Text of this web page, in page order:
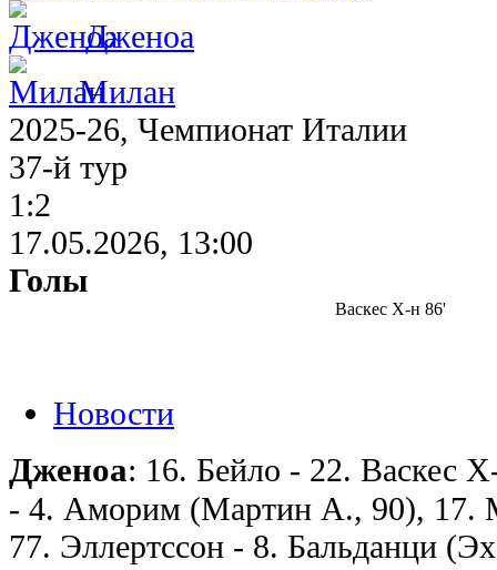
Дженоа
Милан
2025-26, Чемпионат Италии
37-й тур
1:2
17.05.2026, 13:00
Голы
Васкес Х-н 86'
Новости
Дженоа: 16. Бейло - 22. Васкес
- 4. Аморим (Мартин А., 90), 17.
77. Эллертссон - 8. Бальданци